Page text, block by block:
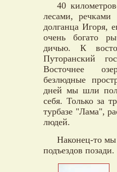
40
лесами, речками
долганца Игоря,
очень богато
дичью. К
Путоранский
Восточнее
безлюдные
дней мы шли
себя. Только за
турбазе "Лама",
людей.
Наконец-то мы
подъездов